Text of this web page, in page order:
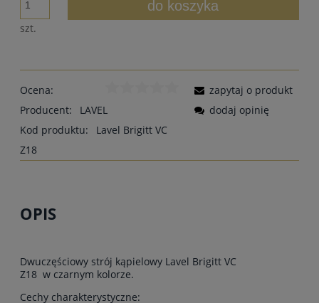
szt.
do koszyka
Ocena:
Producent:
LAVEL
Kod produktu:
Lavel Brigitt VC
Z18
zapytaj o produkt
dodaj opinię
OPIS
Dwuczęściowy strój kąpielowy Lavel Brigitt VC
Z18 w czarnym kolorze.
Cechy charakterystyczne: